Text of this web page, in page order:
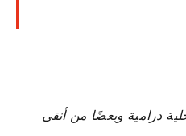
درامية وبعضًا من أنقى